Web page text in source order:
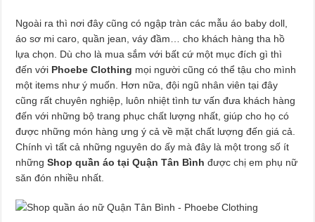
Ngoài ra thì nơi đây cũng có ngập tràn các mẫu áo baby doll,
áo sơ mi caro, quần jean, váy đầm… cho khách hàng tha hồ
lựa chọn. Dù cho là mua sắm với bất cứ một mục đích gì thì
đến với Phoebe Clothing mọi người cũng có thể tậu cho mình
một items như ý muốn. Hơn nữa, đội ngũ nhân viên tại đây
cũng rất chuyên nghiệp, luôn nhiệt tình tư vấn đưa khách hàng
đến với những bộ trang phục chất lượng nhất, giúp cho họ có
được những món hàng ưng ý cả về mặt chất lượng đến giá cả.
Chính vì tất cả những nguyên do ấy mà đây là một trong số ít
nhữngShop quần áo tại Quận Tân Bình được chị em phụ nữ
săn đón nhiều nhất.